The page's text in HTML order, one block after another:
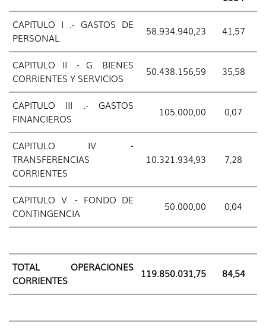
CAPITULO I .- GASTOS DE
PERSONAL
58.934.940,23 41,57
CAPITULO II .- G. BIENES
CORRIENTES Y SERVICIOS
50.438.156,59 35,58
CAPITULO III .- GASTOS
FINANCIEROS
105.000,00 0,07
CAPITULO IV .-
TRANSFERENCIAS
CORRIENTES
10.321.934,93 7,28
CAPITULO V .- FONDO DE
CONTINGENCIA
50.000,00 0,04
TOTAL OPERACIONES
CORRIENTES
119.850.031,75 84,54